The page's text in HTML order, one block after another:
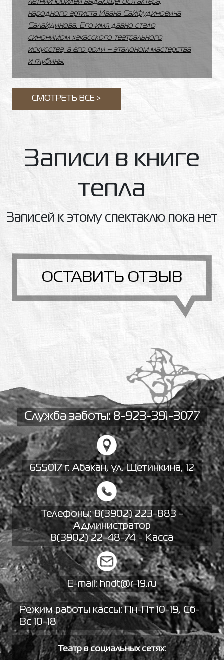
летний юбилей выдающегося актера,
народного артиста Ивана Сайфудиновича
Салайдинова. Его имя давно стало
синонимом хакасского театрального
искусства, а его роли – эталоном мастерства
и глубины.
СМОТРЕТЬ ВСЕ >
Записи в книге
тепла
Записей к этому спектаклю пока нет
ОСТАВИТЬ ОТЗЫВ
Служба заботы: 8-923-391-3077
655017 г. Абакан, ул. Щетинкина, 12
Телефоны:8(3902) 223-883 -
Администратор
8(3902) 22-48-74 - Касса
E-mail:hndt@r-19.ru
Режим работы кассы: Пн-Пт 10-19, Сб-
Вс 10-18
Театр в социальных сетях: